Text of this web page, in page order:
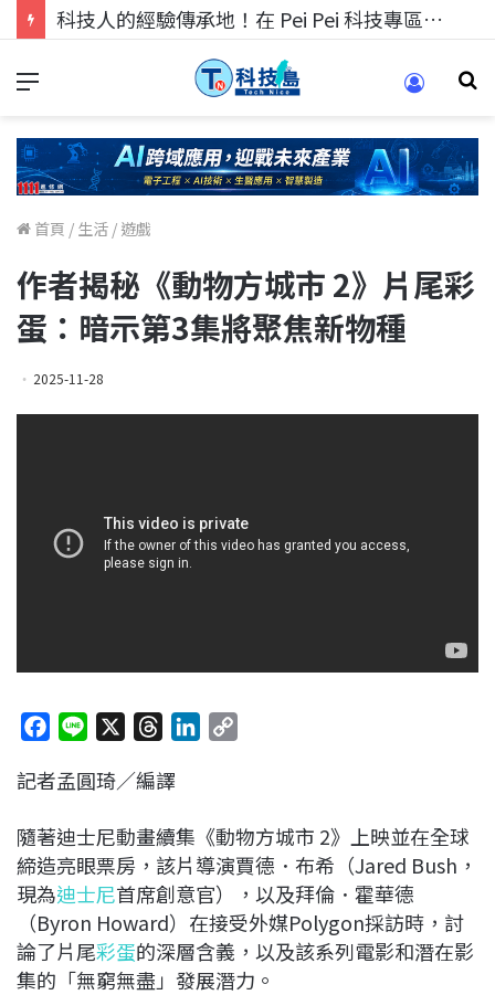
科技人的經驗傳承地！在 Pei Pei 科技專區，與學弟妹交流最硬核的技術
首頁 / 生活 / 遊戲
作者揭秘《動物方城市 2》片尾彩
蛋：暗示第3集將聚焦新物種
2025-11-28
c
b
o
o
k
n
r
a
d
s
e
d
I
n
L
i
n
k
記者孟圓琦／編譯
隨著迪士尼動畫續集《動物方城市 2》上映並在全球
締造亮眼票房，該片導演賈德．布希（Jared Bush，
現為迪士尼首席創意官），以及拜倫．霍華德
（Byron Howard）在接受外媒Polygon採訪時，討
論了片尾彩蛋的深層含義，以及該系列電影和潛在影
集的「無窮無盡」發展潛力。